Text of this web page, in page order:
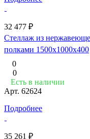
32 477 ₽
Стеллаж из
полками 1500x1000x400
0
0
Есть в наличии
Арт. 62624
Подробнее
35 261 ₽